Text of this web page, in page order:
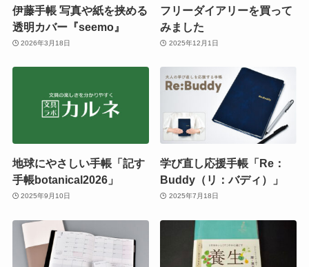
伊藤手帳 写真や紙を挟める
透明カバー『seemo』
2026年3月18日
フリーダイアリーを買って
みました
2025年12月1日
地球にやさしい手帳「記す
手帳botanical2026」
2025年9月10日
学び直し応援手帳「Re：
Buddy（リ：バディ）」
2025年7月18日